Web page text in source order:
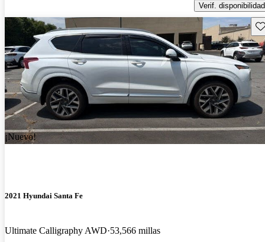
Verif. disponibilidad
¡Nuevo!
2021 Hyundai Santa Fe
Ultimate Calligraphy AWD 53,566 millas